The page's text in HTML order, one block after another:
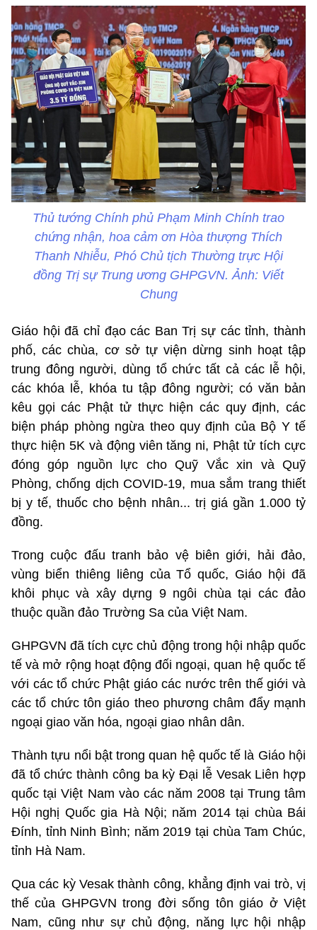
Thủ tướng Chính phủ Phạm Minh Chính trao
chứng nhận, hoa cảm ơn Hòa thượng Thích
Thanh Nhiễu, Phó Chủ tịch Thường trực Hội
đồng Trị sự Trung ương GHPGVN. Ảnh: Viết
Chung
Giáo hội đã chỉ đạo các Ban Trị sự các tỉnh, thành
phố, các chùa, cơ sở tự viện dừng sinh hoạt tập
trung đông người, dùng tổ chức tất cả các lễ hội,
các khóa lễ, khóa tu tập đông người; có văn bản
kêu gọi các Phật tử thực hiện các quy định, các
biện pháp phòng ngừa theo quy định của Bộ Y tế
thực hiện 5K và động viên tăng ni, Phật tử tích cực
đóng góp nguồn lực cho Quỹ Vắc xin và Quỹ
Phòng, chống dịch COVID-19, mua sắm trang thiết
bị y tế, thuốc cho bệnh nhân... trị giá gần 1.000 tỷ
đồng.
Trong cuộc đấu tranh bảo vệ biên giới, hải đảo,
vùng biển thiêng liêng của Tổ quốc, Giáo hội đã
khôi phục và xây dựng 9 ngôi chùa tại các đảo
thuộc quần đảo Trường Sa của Việt Nam.
GHPGVN đã tích cực chủ động trong hội nhập quốc
tế và mở rộng hoạt động đối ngoại, quan hệ quốc tế
với các tổ chức Phật giáo các nước trên thế giới và
các tổ chức tôn giáo theo phương châm đẩy mạnh
ngoại giao văn hóa, ngoại giao nhân dân.
Thành tựu nổi bật trong quan hệ quốc tế là Giáo hội
đã tổ chức thành công ba kỳ Đại lễ Vesak Liên hợp
quốc tại Việt Nam vào các năm 2008 tại Trung tâm
Hội nghị Quốc gia Hà Nội; năm 2014 tại chùa Bái
Đính, tỉnh Ninh Bình; năm 2019 tại chùa Tam Chúc,
tỉnh Hà Nam.
Qua các kỳ Vesak thành công, khẳng định vai trò, vị
thế của GHPGVN trong đời sống tôn giáo ở Việt
Nam, cũng như sự chủ động, năng lực hội nhập